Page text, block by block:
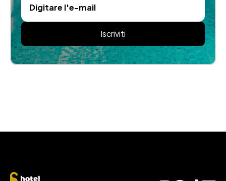
Iscriviti